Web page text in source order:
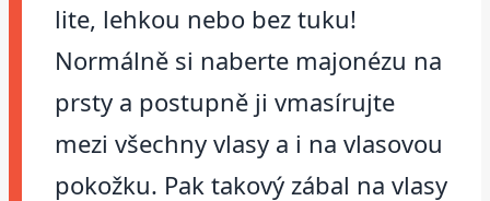
lite, lehkou nebo bez tuku!
Normálně si naberte majonézu na
prsty a postupně ji vmasírujte
mezi všechny vlasy a i na vlasovou
pokožku. Pak takový zábal na vlasy